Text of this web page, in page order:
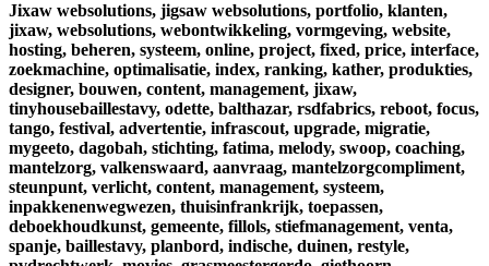
Jixaw websolutions, jigsaw websolutions, portfolio, klanten,
jixaw, websolutions, webontwikkeling, vormgeving, website,
hosting, beheren, systeem, online, project, fixed, price, interface,
zoekmachine, optimalisatie, index, ranking, kather, produkties,
designer, bouwen, content, management, jixaw,
tinyhousebaillestavy, odette, balthazar, rsdfabrics, reboot, focus,
tango, festival, advertentie, infrascout, upgrade, migratie,
mygeeto, dagobah, stichting, fatima, melody, swoop, coaching,
mantelzorg, valkenswaard, aanvraag, mantelzorgcompliment,
steunpunt, verlicht, content, management, systeem,
inpakkenenwegwezen, thuisinfrankrijk, toepassen,
deboekhoudkunst, gemeente, fillols, stiefmanagement, venta,
spanje, baillestavy, planbord, indische, duinen, restyle,